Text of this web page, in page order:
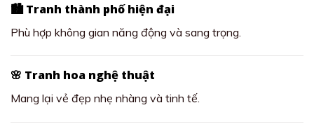
🏙️ Tranh thành phố hiện đại
Phù hợp không gian năng động và sang trọng.
🌸 Tranh hoa nghệ thuật
Mang lại vẻ đẹp nhẹ nhàng và tinh tế.